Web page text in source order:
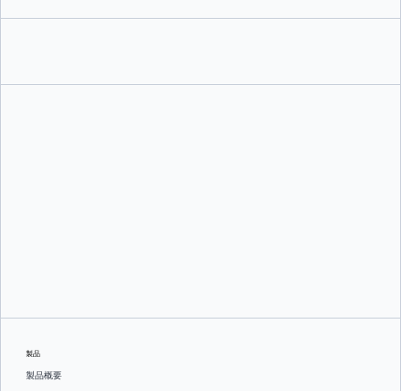
製品
製品概要